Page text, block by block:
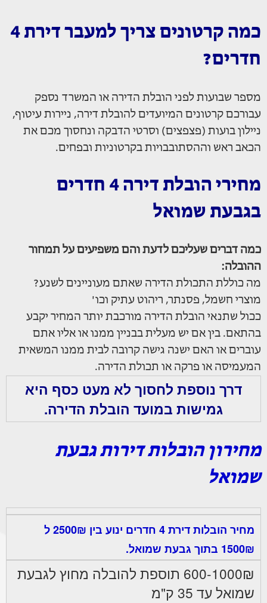
כמה קרטונים צריך למעבר דירת 4
חדרים?
מספר שבועות לפני הובלת הדירה או המשרד נספק
עבורכם קרטונים המיועדים להובלת דירה, ניירות עיטוף,
ניילון בועות (פצפצים) וסרטי הדבקה ונחסוך מכם את
הכאב ראש וההסתובבויות בקרטוניות ובפחים.
מחירי הובלת דירה 4 חדרים
בגבעת שמואל
כמה דברים שעליכם לדעת והם משפיעים על תמחור
ההובלה:
מה כוללת התכולת הדירה שאתם מעוניינים לשנע?
מוצרי חשמל, פסנתר, ריהוט עתיק וכו'
ככול שתנאי הובלת הדירה מורכבת יותר המחיר יקבע
בהתאם. בין אם יש מעלית בבניין ממנו או אליו אתם
עוברים או האם ישנה גישה קרובה לבית ממנו המשאית
המעמיסה או פרקה או תכולת הדירה.
דרך נוספת לחסוך לא מעט כסף היא
גמישות במועד הובלת הדירה.
מחירון הובלות דירות גבעת
שמואל
מחיר הובלות דירת 4 חדרים ינוע בין 2500₪ ל
1500₪ בתוך גבעת שמואל.
600-1000₪ תוספת להובלה מחוץ לגבעת
שמואל עד 35 ק"מ